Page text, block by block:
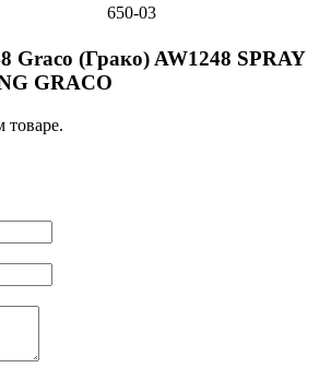
650-03
Graco (Грако) AW1248 SPRAY
GRACO
товаре.